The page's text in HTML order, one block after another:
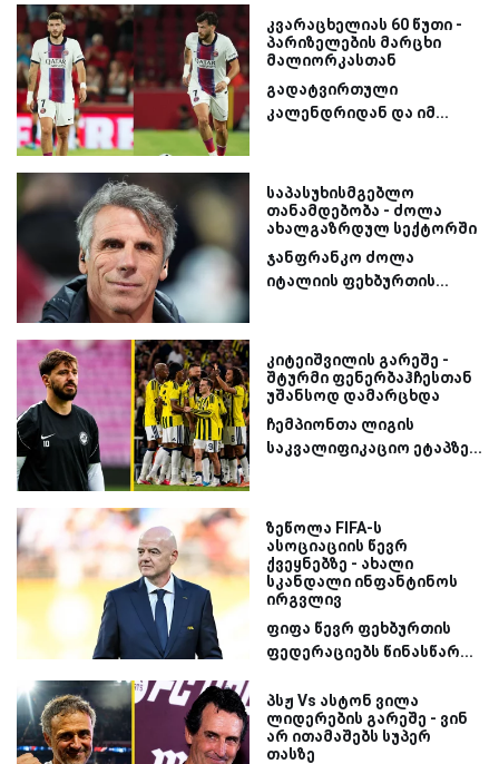
კვარაცხელიას 60 წუთი -
პარიზელების მარცხი
მალიორკასთან
გადატვირთული
კალენდრიდან და იმ...
საპასუხისმგებლო
თანამდებობა - ძოლა
ახალგაზრდულ სექტორში
ჯანფრანკო ძოლა
იტალიის ფეხბურთის...
კიტეიშვილის გარეშე -
შტურმი ფენერბაჰჩესთან
უშანსოდ დამარცხდა
ჩემპიონთა ლიგის
საკვალიფიკაციო ეტაპზე...
ზეწოლა FIFA-ს
ასოციაციის წევრ
ქვეყნებზე - ახალი
სკანდალი ინფანტინოს
ირგვლივ
ფიფა წევრ ფეხბურთის
ფედერაციებს წინასწარ...
პსჟ Vs ასტონ ვილა
ლიდერების გარეშე - ვინ
არ ითამაშებს სუპერ
თასზე